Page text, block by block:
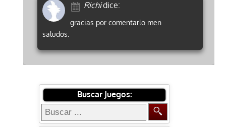
Richidice:
gracias por comentarlo men
saludos.
Buscar Juegos: